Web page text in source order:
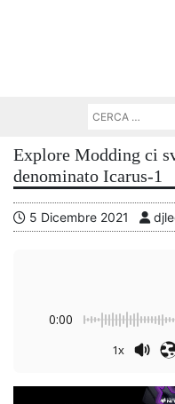
Explore Modding ci
denominato Icarus-1
5 Dicembre 2021
0:00
1x